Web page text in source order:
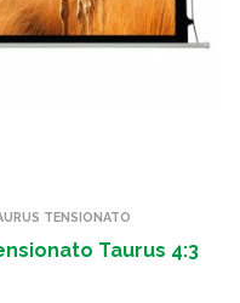
TENSIONATO
Taurus 4:3